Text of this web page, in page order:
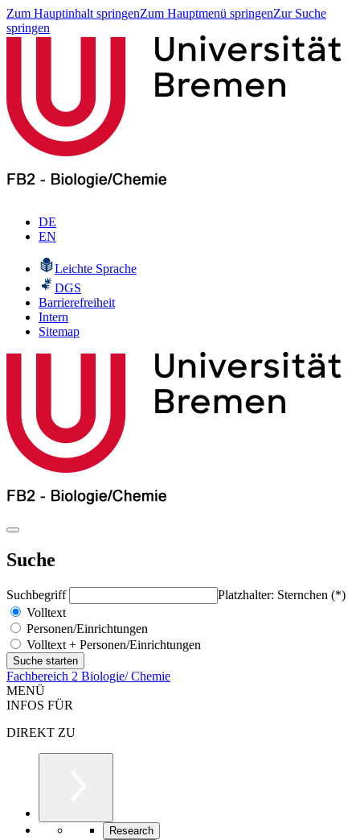
Zum Hauptinhalt springenZum Hauptmenü springenZur Suche
springen
DE
EN
Leichte Sprache
DGS
Barrierefreiheit
Intern
Sitemap
Suche
Suchbegriff
Platzhalter: Sternchen (*)
Volltext
Personen/Einrichtungen
Volltext + Personen/Einrichtungen
Fachbereich 2 Biologie/ Chemie
MENÜ
INFOS FÜR
DIREKT ZU
Research